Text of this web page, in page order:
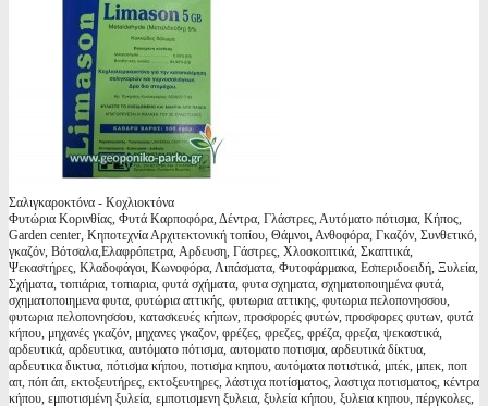
Σαλιγκαροκτόνα - Κοχλιοκτόνα
Φυτώρια Κορινθίας, Φυτά Καρποφόρα, Δέντρα, Γλάστρες, Αυτόματο πότισμα, Κήπος,
Garden center, Κηποτεχνία Αρχιτεκτονική τοπίου, Θάμνοι, Ανθοφόρα, Γκαζόν, Συνθετικό,
γκαζόν, Βότσαλα,Ελαφρόπετρα, Αρδευση, Γάστρες, Χλοοκοπτικά, Σκαπτικά,
Ψεκαστήρες, Κλαδοφάγοι, Κωνοφόρα, Λιπάσματα, Φυτοφάρμακα, Εσπεριδοειδή, Ξυλεία,
Σχήματα, τοπιάρια, τοπιαρια, φυτά σχήματα, φυτα σχηματα, σχηματοποιημένα φυτά,
σχηματοποιημενα φυτα, φυτώρια αττικής, φυτωρια αττικης, φυτωρια πελοπονησσου,
φυτωρια πελοπονησσου, κατασκευές κήπων, προσφορές φυτών, προσφορες φυτων, φυτά
κήπου, μηχανές γκαζόν, μηχανες γκαζον, φρέζες, φρεζες, φρέζα, φρεζα, ψεκαστικά,
αρδευτικά, αρδευτικα, αυτόματο πότισμα, αυτοματο ποτισμα, αρδευτικά δίκτυα,
αρδευτικα δικτυα, πότισμα κήπου, ποτισμα κηπου, αυτόματα ποτιστικά, μπέκ, μπεκ, ποπ
απ, πόπ άπ, εκτοξευτήρες, εκτοξευτηρες, λάστιχα ποτίσματος, λαστιχα ποτισματος, κέντρα
κήπου, εμποτισμένη ξυλεία, εμποτισμενη ξυλεια, ξυλεία κήπου, ξυλεια κηπου, πέργκολες,